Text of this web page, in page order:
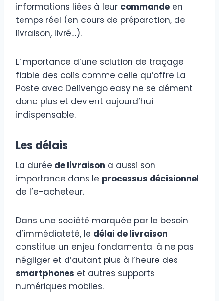
informations liées à leur commande en
temps réel (en cours de préparation, de
livraison, livré…).
L’importance d’une solution de traçage
fiable des colis comme celle qu’offre La
Poste avec Delivengo easy ne se dément
donc plus et devient aujourd’hui
indispensable.
Les délais
La durée de livraison a aussi son
importance dans le processus décisionnel
de l’e-acheteur.
Dans une société marquée par le besoin
d’immédiateté, le délai de livraison
constitue un enjeu fondamental à ne pas
négliger et d’autant plus à l’heure des
smartphones et autres supports
numériques mobiles.